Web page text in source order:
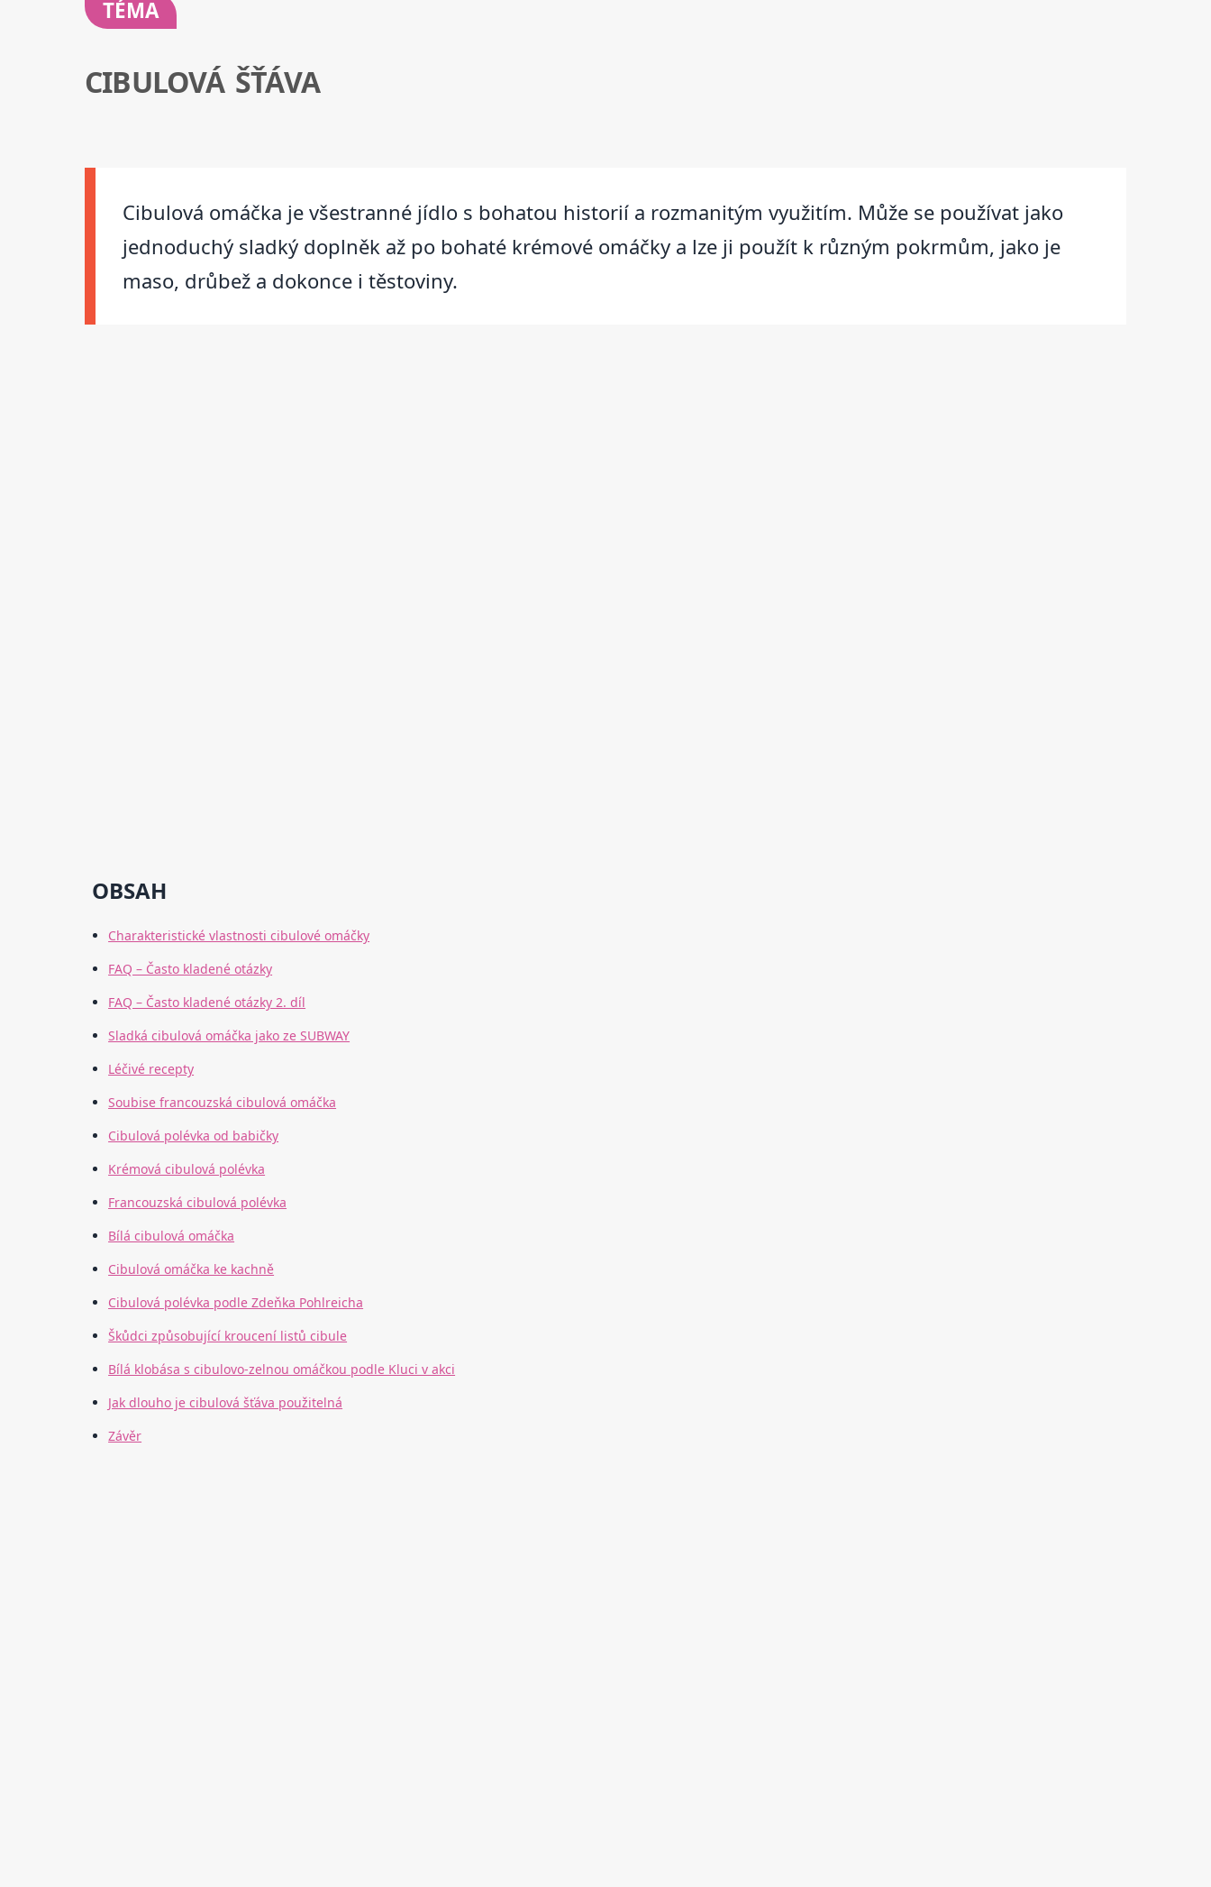
TÉMA
CIBULOVÁ ŠŤÁVA
Cibulová omáčka je všestranné jídlo s bohatou historií a rozmanitým využitím. Může se používat jako
jednoduchý sladký doplněk až po bohaté krémové omáčky a lze ji použít k různým pokrmům, jako je
maso, drůbež a dokonce i těstoviny.
OBSAH
Charakteristické vlastnosti cibulové omáčky
FAQ – Často kladené otázky
FAQ – Často kladené otázky 2. díl
Sladká cibulová omáčka jako ze SUBWAY
Léčivé recepty
Soubise francouzská cibulová omáčka
Cibulová polévka od babičky
Krémová cibulová polévka
Francouzská cibulová polévka
Bílá cibulová omáčka
Cibulová omáčka ke kachně
Cibulová polévka podle Zdeňka Pohlreicha
Škůdci způsobující kroucení listů cibule
Bílá klobása s cibulovo-zelnou omáčkou podle Kluci v akci
Jak dlouho je cibulová šťáva použitelná
Závěr